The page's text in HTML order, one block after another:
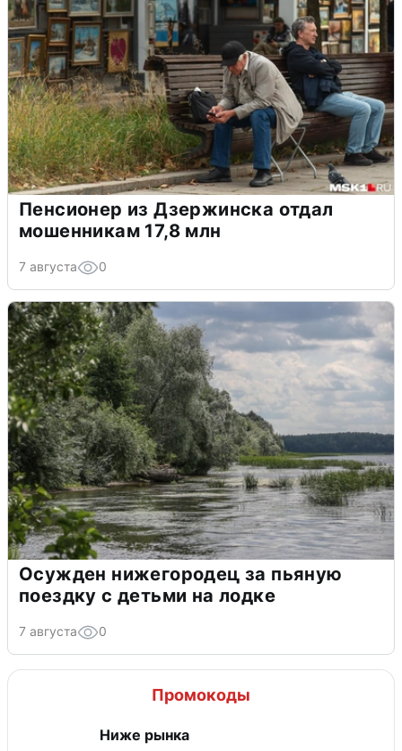
Пенсионер из Дзержинска отдал
мошенникам 17,8 млн
7 августа 0
Осужден нижегородец за пьяную
поездку с детьми на лодке
7 августа 0
Промокоды
Ниже рынка